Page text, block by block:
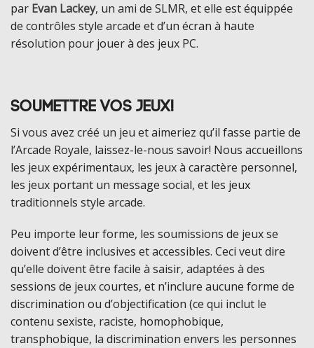
par Evan Lackey, un ami de SLMR, et elle est équippée
de contrôles style arcade et d’un écran à haute
résolution pour jouer à des jeux PC.
Soumettre vos jeux!
Si vous avez créé un jeu et aimeriez qu’il fasse partie de
l’Arcade Royale, laissez-le-nous savoir! Nous accueillons
les jeux expérimentaux, les jeux à caractère personnel,
les jeux portant un message social, et les jeux
traditionnels style arcade.
Peu importe leur forme, les soumissions de jeux se
doivent d’être inclusives et accessibles. Ceci veut dire
qu’elle doivent être facile à saisir, adaptées à des
sessions de jeux courtes, et n’inclure aucune forme de
discrimination ou d’objectification (ce qui inclut le
contenu sexiste, raciste, homophobique,
transphobique, la discrimination envers les personnes